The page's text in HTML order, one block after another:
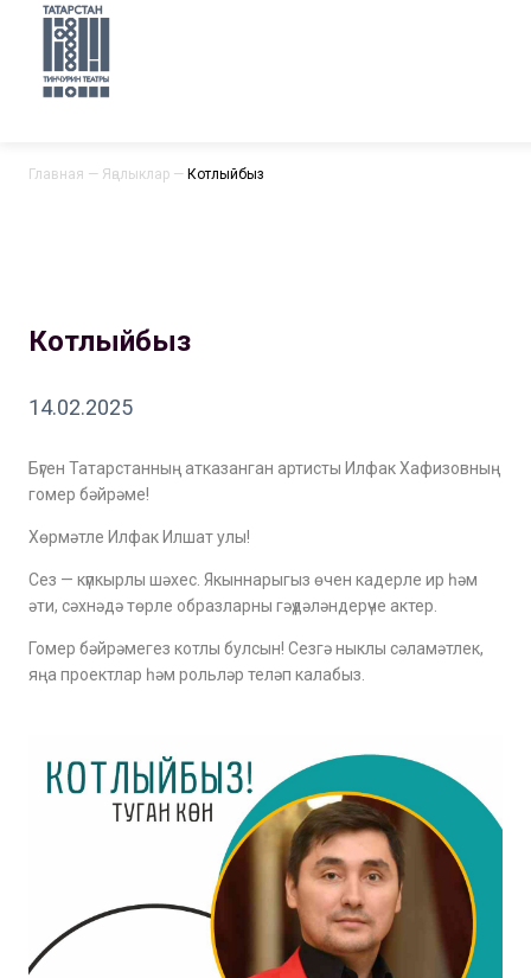
Главная — Яңалыклар — Котлыйбыз
Котлыйбыз
14.02.2025
Бүген Татарстанның атказанган артисты Илфак Хафизовның
гомер бәйрәме!
Хөрмәтле Илфак Илшат улы!
Сез — күпкырлы шәхес. Якыннарыгыз өчен кадерле ир һәм
әти, сәхнәдә төрле образларны гәүдәләндерүче актер.
Гомер бәйрәмегез котлы булсын! Сезгә ныклы сәламәтлек,
яңа проектлар һәм рольләр теләп калабыз.